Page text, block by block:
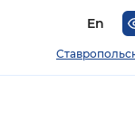
En